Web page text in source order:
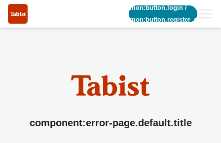
common:button.login/
common:button.register_short
component:error-page.default.title